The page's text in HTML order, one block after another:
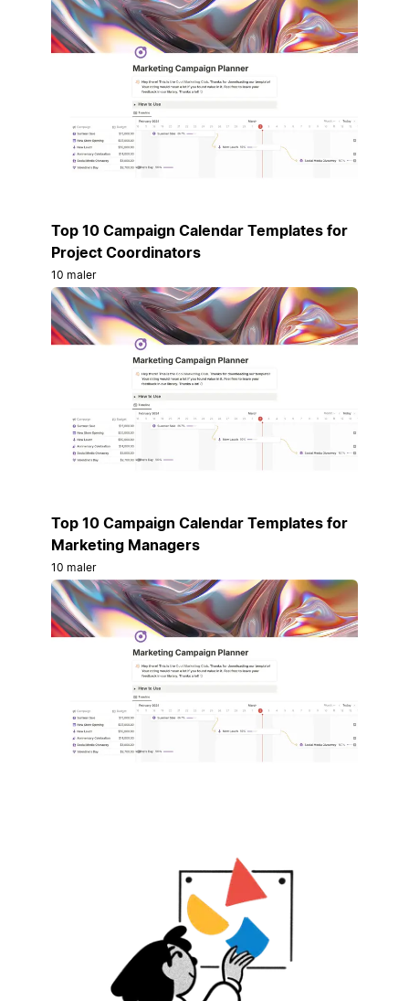
Top 10 Campaign Calendar Templates for
Project Coordinators
10 maler
Top 10 Campaign Calendar Templates for
Marketing Managers
10 maler